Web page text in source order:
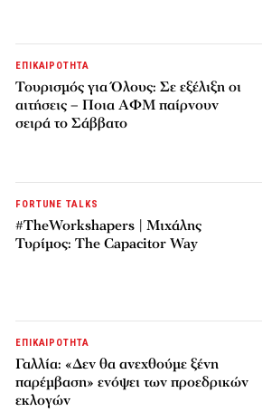
ΕΠΙΚΑΙΡΟΤΗΤΑ
Τουρισμός για Όλους: Σε εξέλιξη οι
αιτήσεις – Ποια ΑΦΜ παίρνουν
σειρά το Σάββατο
FORTUNE TALKS
#TheWorkshapers | Μιχάλης
Τυρίμος: The Capacitor Way
ΕΠΙΚΑΙΡΟΤΗΤΑ
Γαλλία: «Δεν θα ανεχθούμε ξένη
παρέμβαση» ενόψει των προεδρικών
εκλογών